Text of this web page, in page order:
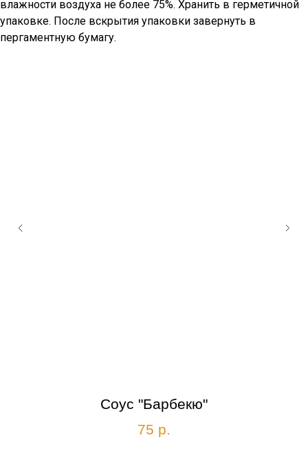
влажности воздуха не более 75%. Хранить в герметичной
упаковке. После вскрытия упаковки завернуть в
пергаментную бумагу.
Соус "Барбекю"
75 р.